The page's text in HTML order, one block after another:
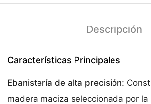
Descripción
Características Principales
Ebanistería de alta precisión:
madera maciza seleccionada por